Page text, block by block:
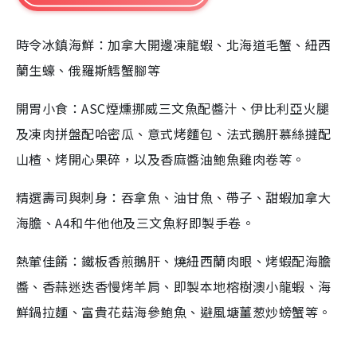
時令冰鎮海鮮：加拿大開邊凍龍蝦、北海道毛蟹、紐西
蘭生蠔、俄羅斯鱈蟹腳等
開胃小食：ASC煙燻挪威三文魚配醬汁、伊比利亞火腿
及凍肉拼盤配哈密瓜、意式烤麵包、法式鵝肝慕絲撻配
山楂、烤開心果碎，以及香麻醬油鮑魚雞肉卷等。
精選壽司與刺身：吞拿魚、油甘魚、帶子、甜蝦加拿大
海膽、A4和牛他他及三文魚籽即製手卷。
熱葷佳餚：鐵板香煎鵝肝、燒紐西蘭肉眼、烤蝦配海膽
醬、香蒜迷迭香慢烤羊肩、即製本地榕樹澳小龍蝦、海
鮮鍋拉麵、富貴花菇海參鮑魚、避風塘薑葱炒螃蟹等。